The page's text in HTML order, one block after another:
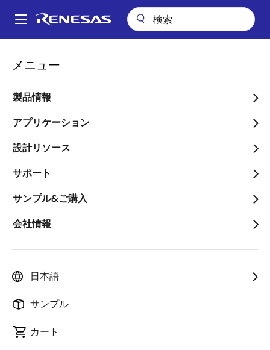
ン
Main
メニュー
製品情報
アプリケーション
設計リソース
サポート
サンプル&ご購入
会社情報
日本語
サンプル
カート
パ
ン
く
ず
RAファミリを拡充し、タッチ機能搭載の超低消費電力マイコン
RAファミリを拡充し、タ
ッチ機能搭載の超低消費電
力マイコン「RA0L1」を発
売
～小型家電、民生機器、産業機器など
へ、タッチ機能を低コストに搭載可能
～
2025年9月17日